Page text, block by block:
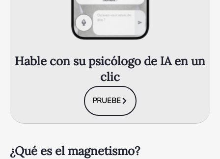
Hable con su psicólogo de IA en un
clic
PRUEBE
¿Qué es el magnetismo?